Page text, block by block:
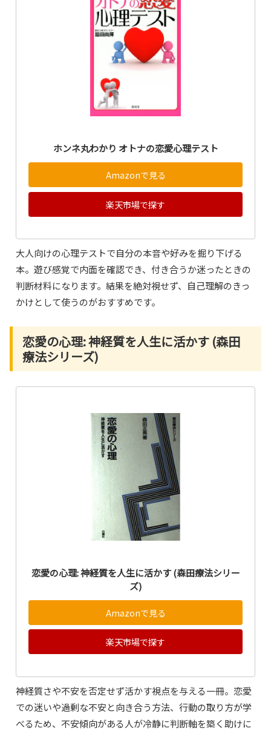
ホンネ丸わかり オトナの恋愛心理テスト
Amazonで見る
楽天市場で探す
大人向けの心理テストで自分の本音や好みを掘り下げる
本。遊び感覚で内面を確認でき、付き合うか迷ったときの
判断材料になります。結果を絶対視せず、自己理解のきっ
かけとして使うのがおすすめです。
恋愛の心理: 神経質を人生に活かす (森田
療法シリーズ)
恋愛の心理: 神経質を人生に活かす (森田療法シリー
ズ)
Amazonで見る
楽天市場で探す
神経質さや不安を否定せず活かす視点を与える一冊。恋愛
での迷いや過剰な不安と向き合う方法、行動の取り方が学
べるため、不安傾向がある人が冷静に判断軸を築く助けに